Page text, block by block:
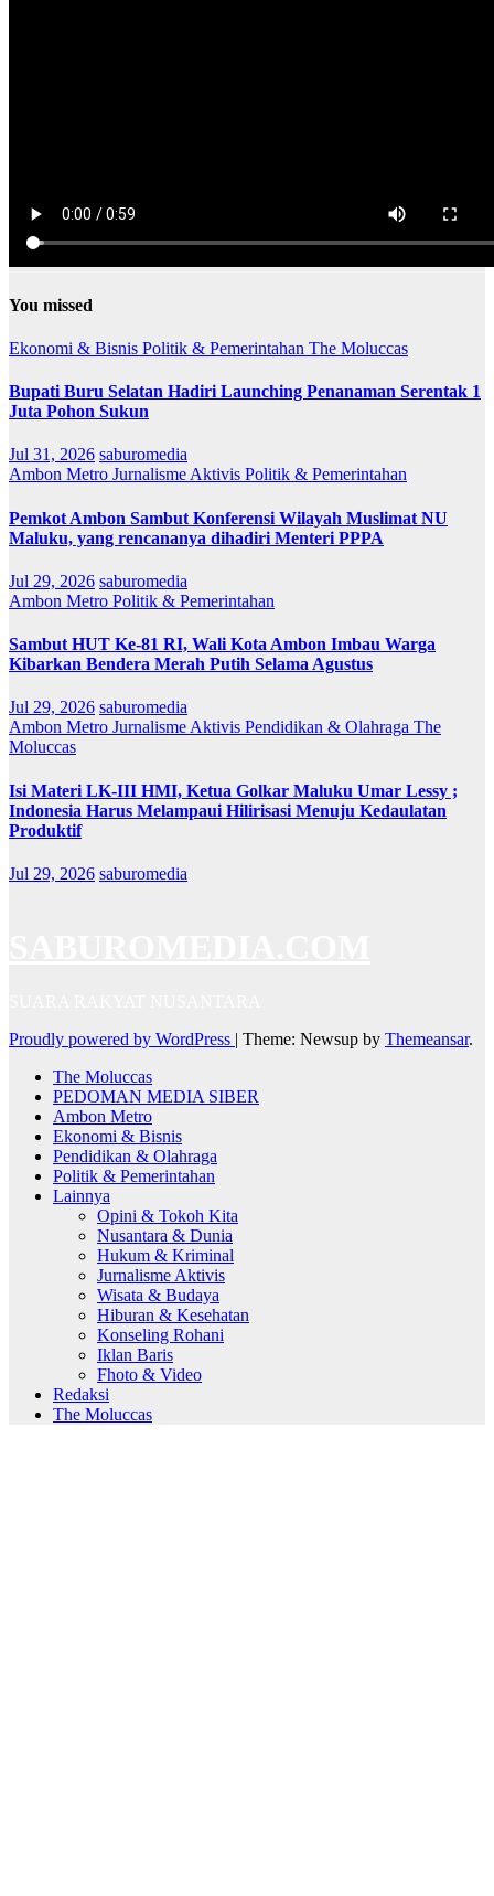
You missed
Ekonomi & Bisnis Politik & Pemerintahan The Moluccas
Bupati Buru Selatan Hadiri Launching Penanaman Serentak 1
Juta Pohon Sukun
Jul 31, 2026 saburomedia
Ambon Metro Jurnalisme Aktivis Politik & Pemerintahan
Pemkot Ambon Sambut Konferensi Wilayah Muslimat NU
Maluku, yang rencananya dihadiri Menteri PPPA
Jul 29, 2026 saburomedia
Ambon Metro Politik & Pemerintahan
Sambut HUT Ke-81 RI, Wali Kota Ambon Imbau Warga
Kibarkan Bendera Merah Putih Selama Agustus
Jul 29, 2026 saburomedia
Ambon Metro Jurnalisme Aktivis Pendidikan & Olahraga The
Moluccas
Isi Materi LK-III HMI, Ketua Golkar Maluku Umar Lessy ;
Indonesia Harus Melampaui Hilirisasi Menuju Kedaulatan
Produktif
Jul 29, 2026 saburomedia
Proudly powered by WordPress | Theme: Newsup by Themeansar.
The Moluccas
PEDOMAN MEDIA SIBER
Ambon Metro
Ekonomi & Bisnis
Pendidikan & Olahraga
Politik & Pemerintahan
Lainnya
Opini & Tokoh Kita
Nusantara & Dunia
Hukum & Kriminal
Jurnalisme Aktivis
Wisata & Budaya
Hiburan & Kesehatan
Konseling Rohani
Iklan Baris
Fhoto & Video
Redaksi
The Moluccas